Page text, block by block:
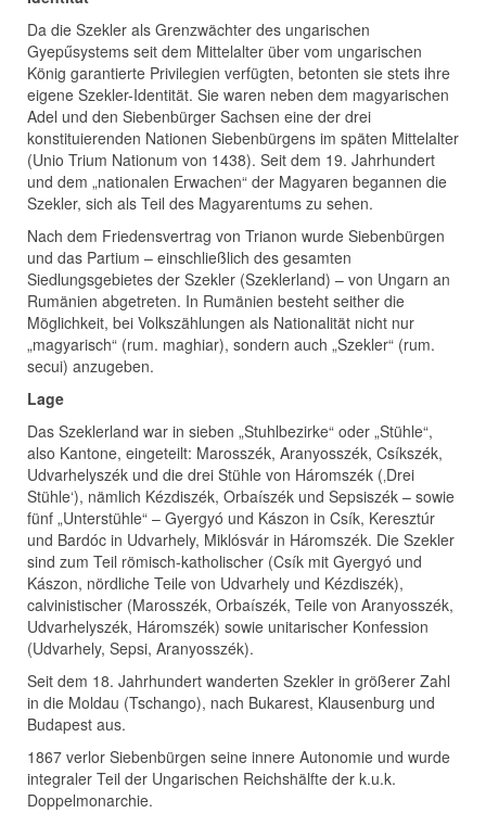
Da die Szekler als Grenzwächter des ungarischen
Gyepűsystems seit dem Mittelalter über vom ungarischen
König garantierte Privilegien verfügten, betonten sie stets ihre
eigene Szekler-Identität. Sie waren neben dem magyarischen
Adel und den Siebenbürger Sachsen eine der drei
konstituierenden Nationen Siebenbürgens im späten Mittelalter
(Unio Trium Nationum von 1438). Seit dem 19. Jahrhundert
und dem „nationalen Erwachen“ der Magyaren begannen die
Szekler, sich als Teil des Magyarentums zu sehen.
Nach dem Friedensvertrag von Trianon wurde Siebenbürgen
und das Partium – einschließlich des gesamten
Siedlungsgebietes der Szekler (Szeklerland) – von Ungarn an
Rumänien abgetreten. In Rumänien besteht seither die
Möglichkeit, bei Volkszählungen als Nationalität nicht nur
„magyarisch“ (rum. maghiar), sondern auch „Szekler“ (rum.
secui) anzugeben.
Lage
Das Szeklerland war in sieben „Stuhlbezirke“ oder „Stühle“,
also Kantone, eingeteilt: Marosszék, Aranyosszék, Csíkszék,
Udvarhelyszék und die drei Stühle von Háromszék (‚Drei
Stühle‘), nämlich Kézdiszék, Orbaíszék und Sepsiszék – sowie
fünf „Unterstühle“ – Gyergyó und Kászon in Csík, Keresztúr
und Bardóc in Udvarhely, Miklósvár in Háromszék. Die Szekler
sind zum Teil römisch-katholischer (Csík mit Gyergyó und
Kászon, nördliche Teile von Udvarhely und Kézdiszék),
calvinistischer (Marosszék, Orbaíszék, Teile von Aranyosszék,
Udvarhelyszék, Háromszék) sowie unitarischer Konfession
(Udvarhely, Sepsi, Aranyosszék).
Seit dem 18. Jahrhundert wanderten Szekler in größerer Zahl
in die Moldau (Tschango), nach Bukarest, Klausenburg und
Budapest aus.
1867 verlor Siebenbürgen seine innere Autonomie und wurde
integraler Teil der Ungarischen Reichshälfte der k.u.k.
Doppelmonarchie.